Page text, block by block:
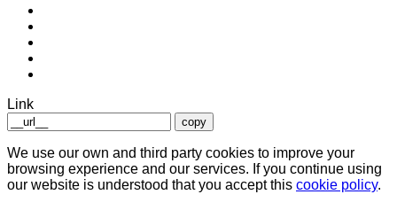
Link
copy
We use our own and third party cookies to improve your
browsing experience and our services. If you continue using
our website is understood that you accept this cookie policy.